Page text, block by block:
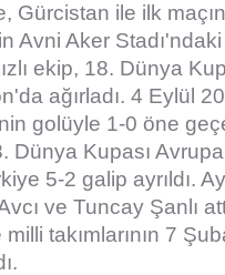
Gürcistan ile ilk
Avni Aker
ekip, 18. Dünya
ağırladı. 4 Eylül
golüyle 1-0 öne
Dünya Kupası
5-2 galip ayrıldı.
ve Tuncay Şanlı
milli takımlarının 7